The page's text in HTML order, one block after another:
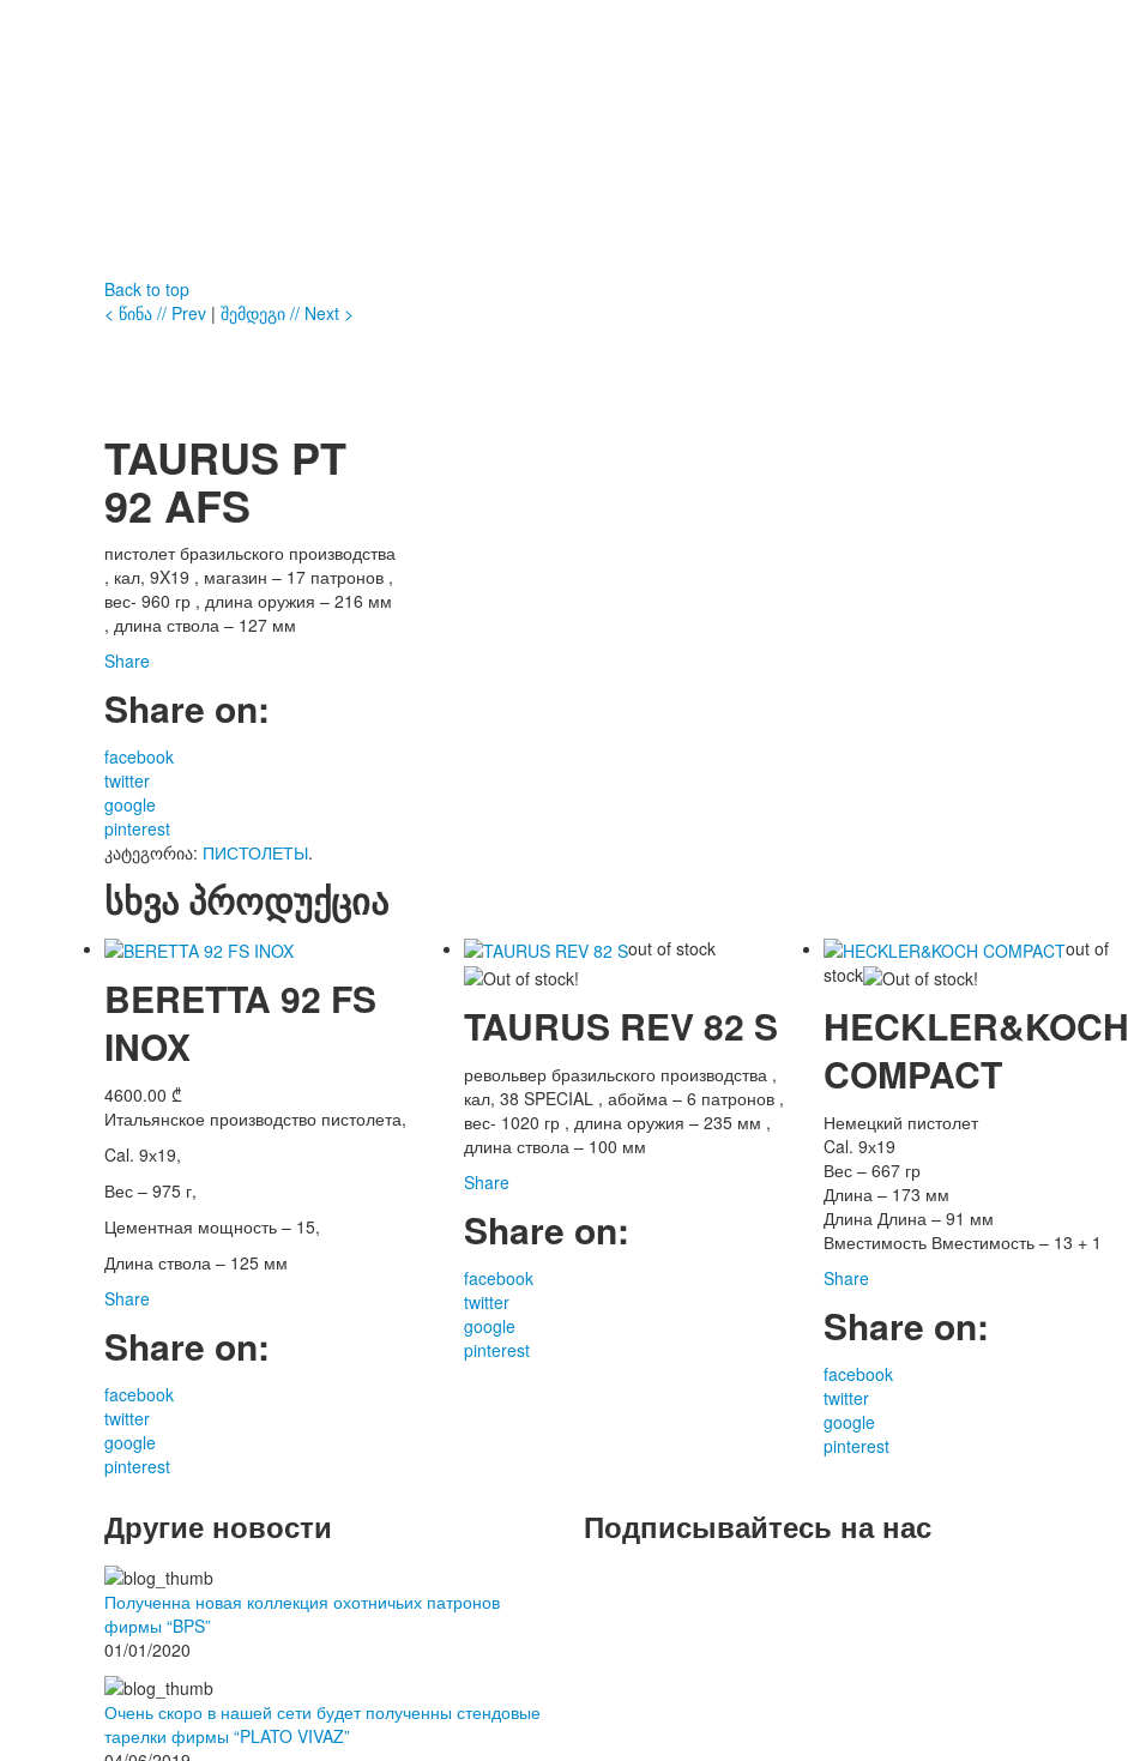
Back to top
< წინა // Prev | შემდეგი // Next >
TAURUS PT
92 AFS
пистолет бразильского производства
, кал, 9X19 , магазин – 17 патронов ,
вес- 960 гр , длина оружия – 216 мм
, длина ствола – 127 мм
Share
Share on:
facebook
twitter
google
pinterest
კატეგორია: ПИСТОЛЕТЫ.
სხვა პროდუქცია
BERETTA 92 FS
INOX
4600.00 ₾
Итальянское производство пистолета,
Cal. 9х19,
Вес – 975 г,
Цементная мощность – 15,
Длина ствола – 125 мм
Share
Share on:
facebook
twitter
google
pinterest
out of stock
TAURUS REV 82 S
револьвер бразильского производства ,
кал, 38 SPECIAL , абойма – 6 патронов ,
вес- 1020 гр , длина оружия – 235 мм ,
длина ствола – 100 мм
Share
Share on:
facebook
twitter
google
pinterest
out of
stock
HECKLER&KOCH
COMPACT
Немецкий пистолет
Cal. 9х19
Вес – 667 гр
Длина – 173 мм
Длина Длина – 91 мм
Вместимость Вместимость – 13 + 1
Share
Share on:
facebook
twitter
google
pinterest
Другие новости
Полученна новая коллекция охотничьих патронов
фирмы “BPS”
01/01/2020
Очень скоро в нашей сети будет полученны стендовые
тарелки фирмы “PLATO VIVAZ”
Подписывайтесь на нас